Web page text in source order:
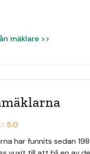
mäklare >>
5.0
har funnits sedan